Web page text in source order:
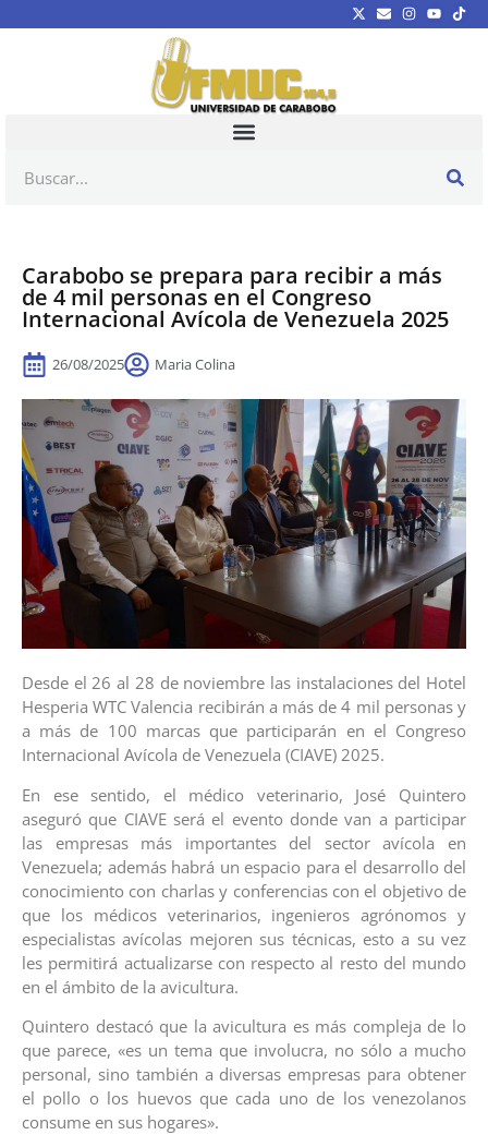
Carabobo se prepara para recibir a más
de 4 mil personas en el Congreso
Internacional Avícola de Venezuela 2025
26/08/2025 Maria Colina
Desde el 26 al 28 de noviembre las instalaciones del Hotel
Hesperia WTC Valencia recibirán a más de 4 mil personas y
a más de 100 marcas que participarán en el Congreso
Internacional Avícola de Venezuela (CIAVE) 2025.
En ese sentido, el médico veterinario, José Quintero
aseguró que CIAVE será el evento donde van a participar
las empresas más importantes del sector avícola en
Venezuela; además habrá un espacio para el desarrollo del
conocimiento con charlas y conferencias con el objetivo de
que los médicos veterinarios, ingenieros agrónomos y
especialistas avícolas mejoren sus técnicas, esto a su vez
les permitirá actualizarse con respecto al resto del mundo
en el ámbito de la avicultura.
Quintero destacó que la avicultura es más compleja de lo
que parece, «es un tema que involucra, no sólo a mucho
personal, sino también a diversas empresas para obtener
el pollo o los huevos que cada uno de los venezolanos
consume en sus hogares».